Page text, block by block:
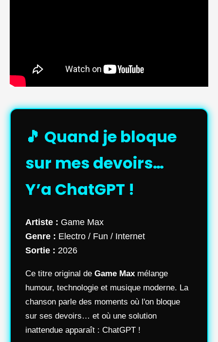
🎵 Quand je bloque
sur mes devoirs…
Y’a ChatGPT !
Artiste : Game Max
Genre : Electro / Fun / Internet
Sortie : 2026
Ce titre original de Game Max mélange
humour, technologie et musique moderne. La
chanson parle des moments où l'on bloque
sur ses devoirs… et où une solution
inattendue apparaît : ChatGPT !